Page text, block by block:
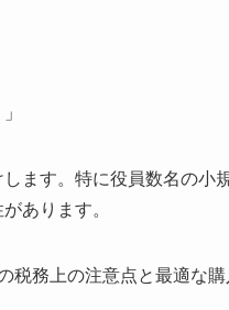
ます。特に役員数名の小
あります。
税務上の注意点と最適な